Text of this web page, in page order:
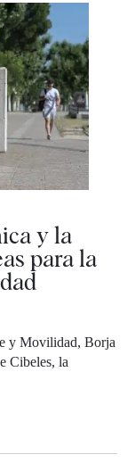
y la
para la
y Movilidad, Borja
Cibeles, la